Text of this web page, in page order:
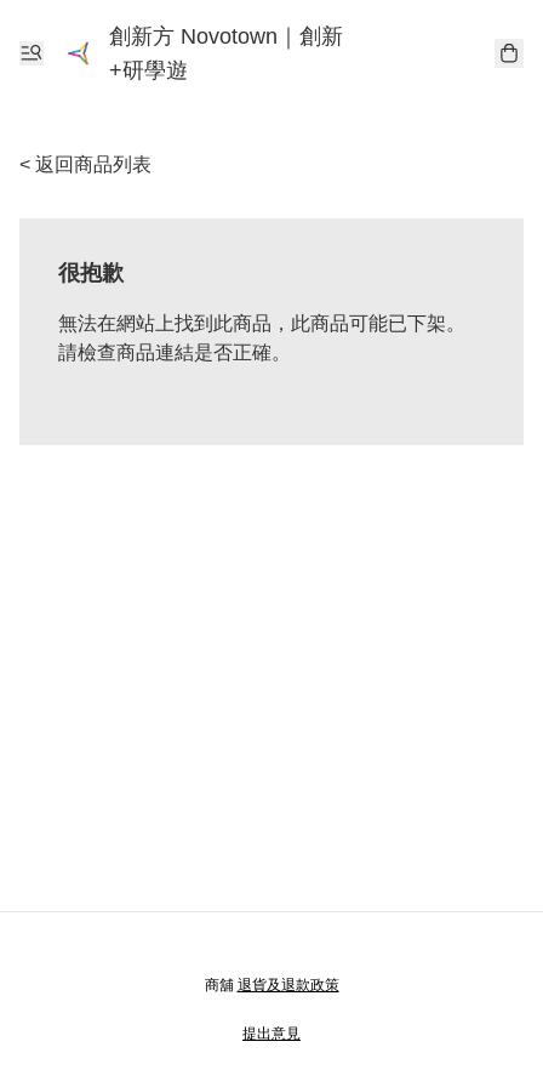
創新方 Novotown｜創新
+研學遊
< 返回商品列表
很抱歉
無法在網站上找到此商品，此商品可能已下架。
請檢查商品連結是否正確。
商舖 退貨及退款政策
提出意見